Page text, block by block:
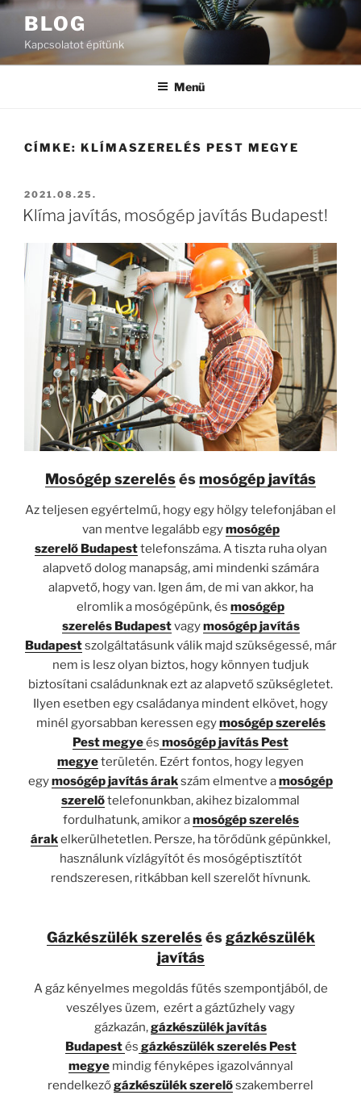
Tartalomhoz
BLOG
Kapcsolatot építünk
Menü
CÍMKE: KLÍMASZERELÉS PEST MEGYE
BEKÜLDVE:
2021.08.25.
Klíma javítás, mosógép javítás Budapest!
Mosógép szerelésésmosógép javítás
Az teljesen egyértelmű, hogy egy hölgy telefonjában el
van mentve legalább egymosógép
szerelő Budapesttelefonszáma. A tiszta ruha olyan
alapvető dolog manapság, ami mindenki számára
alapvető, hogy van. Igen ám, de mi van akkor, ha
elromlik a mosógépünk, és mosógép
szerelés Budapestvagymosógép javítás
Budapestszolgáltatásunk válik majd szükségessé, már
nem is lesz olyan biztos, hogy könnyen tudjuk
biztosítani családunknak ezt az alapvető szükségletet.
Ilyen esetben egy családanya mindent elkövet, hogy
minél gyorsabban keressen egymosógép szerelés
Pest megyeés mosógép javítás Pest
megyeterületén. Ezért fontos, hogy legyen
egymosógép javítás árakszám elmentve amosógép
szerelőtelefonunkban, akihez bizalommal
fordulhatunk, amikor amosógép szerelés
árakelkerülhetetlen. Persze, ha törődünk gépünkkel,
használunk vízlágyítót és mosógéptisztítót
rendszeresen, ritkábban kell szerelőt hívnunk.
Gázkészülék szerelésésgázkészülék
javítás
A gáz kényelmes megoldás fűtés szempontjából, de
veszélyes üzem, ezért a gáztűzhely vagy
gázkazán,gázkészülék javítás
Budapestés gázkészülék szerelés Pest
megyemindig fényképes igazolvánnyal
rendelkezőgázkészülék szerelőszakemberrel